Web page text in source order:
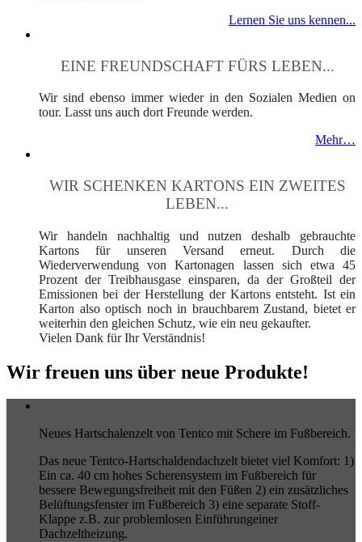
Lernen Sie uns kennen...
EINE FREUNDSCHAFT FÜRS LEBEN...
Wir sind ebenso immer wieder in den Sozialen Medien on
tour. Lasst uns auch dort Freunde werden.
Mehr…
WIR SCHENKEN KARTONS EIN ZWEITES
LEBEN...
Wir handeln nachhaltig und nutzen deshalb gebrauchte
Kartons für unseren Versand erneut. Durch die
Wiederverwendung von Kartonagen lassen sich etwa 45
Prozent der Treibhausgase einsparen, da der Großteil der
Emissionen bei der Herstellung der Kartons entsteht. Ist ein
Karton also optisch noch in brauchbarem Zustand, bietet er
weiterhin den gleichen Schutz, wie ein neu gekaufter.
Vielen Dank für Ihr Verständnis!
Wir freuen uns über neue Produkte!
Neues Hartschalenzelt von Tentco mit Schere im Fußbereich.
Das neue Tentco-Hartschaldendachzelt bietet viel Komfort: 1)
Ein ca. 40 cm hohes Scherensystem im Fußbereich für
bessere Bewegungsfreiheit mit den Füßen 2) ein zusätzliches
Belüftungsfenster im Fußbereich 3) eine separate Stoff-
Klappe z.B. zur problemlosen Einführungeiner
Dachzeltheizung.